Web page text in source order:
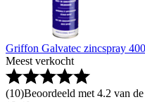
Griffon Galvatec zincspray
Meest verkocht
(10)Beoordeeld met 4.2 van